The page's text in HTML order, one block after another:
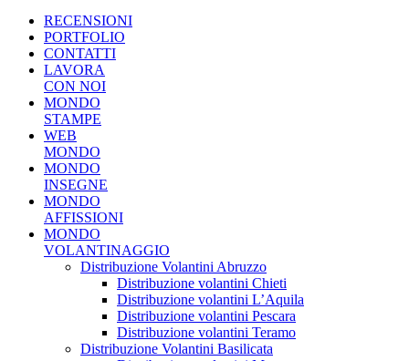
RECENSIONI
PORTFOLIO
CONTATTI
LAVORA
CON NOI
MONDO
STAMPE
WEB
MONDO
MONDO
INSEGNE
MONDO
AFFISSIONI
MONDO
VOLANTINAGGIO
Distribuzione Volantini Abruzzo
Distribuzione volantini Chieti
Distribuzione volantini L’Aquila
Distribuzione volantini Pescara
Distribuzione volantini Teramo
Distribuzione Volantini Basilicata